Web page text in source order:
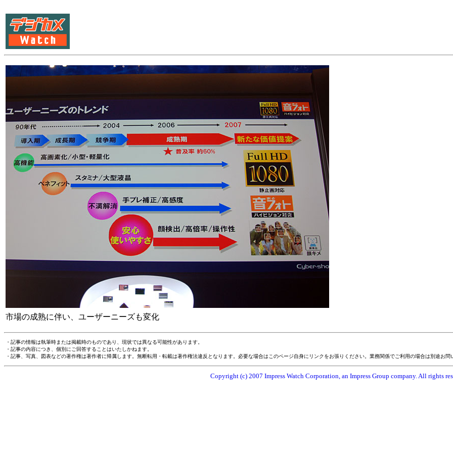
市場の成熟に伴い、ユーザーニーズも変化
・記事の情報は執筆時または掲載時のものであり、現状では異なる可能性があります。
・記事の内容につき、個別にご回答することはいたしかねます。
・記事、写真、図表などの著作権は著作者に帰属します。無断転用・転載は著作権法違反となります。必要な場合はこのページ自身にリンクをお張りください。業務関係でご利用の場合は別途お問
Copyright (c) 2007 Impress Watch Corporation, an Impress Group company. All rights